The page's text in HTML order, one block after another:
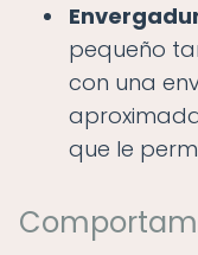
pequeño
con una
que le